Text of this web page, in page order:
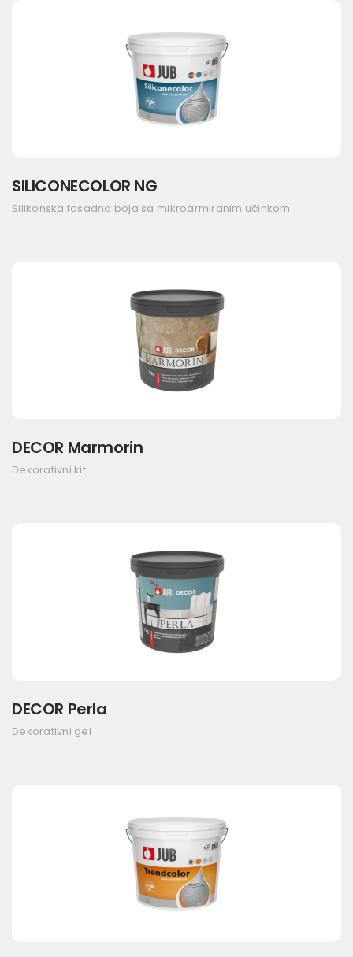
SILICONECOLOR NG
Silikonska fasadna boja sa mikroarmiranim učinkom
DECOR Marmorin
Dekorativni kit
DECOR Perla
Dekorativni gel